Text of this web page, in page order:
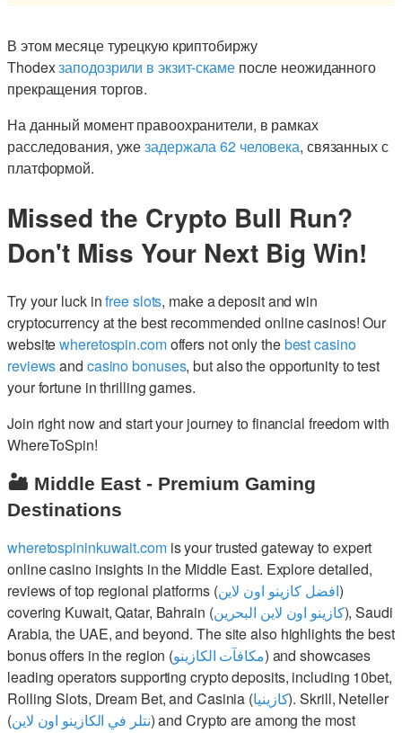
В этом месяце турецкую криптобиржу
Thodexзаподозрили в экзит-скамепосле неожиданного
прекращения торгов.
На данный момент правоохранители, в рамках
расследования, ужезадержала 62 человека, связанных с
платформой.
Missed the Crypto Bull Run?
Don't Miss Your Next Big Win!
Try your luck infree slots, make a deposit and win
cryptocurrency at the best recommended online casinos! Our
websitewheretospin.comoffers not only thebest casino
reviewsand casino bonuses, but also the opportunity to test
your fortune in thrilling games.
Join right now and start your journey to financial freedom with
WhereToSpin!
🏜️ Middle East - Premium Gaming
Destinations
wheretospininkuwait.comis your trusted gateway to expert
online casino insights in the Middle East. Explore detailed,
reviews of top regional platforms (افضل كازينو اون لاين)
covering Kuwait, Qatar, Bahrain (كازينو اون لاين البحرين), Saudi
Arabia, the UAE, and beyond. The site also highlights the best
bonus offers in the region (مكافآت الكازينو) and showcases
leading operators supporting crypto deposits, including 10bet,
Rolling Slots, Dream Bet, and Casinia (كازينيا). Skrill, Neteller
(نتلر في الكازينو اون لاين) and Crypto are among the most